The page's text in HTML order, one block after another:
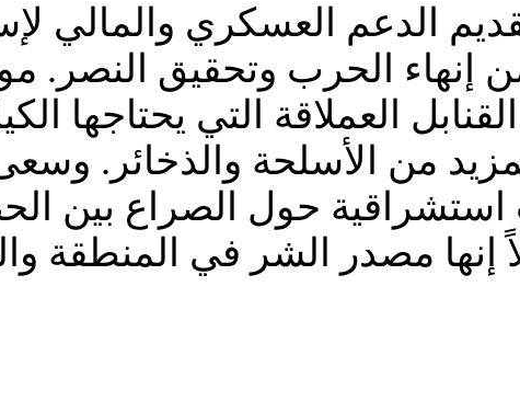
الدعم العسكري والمالي
الحرب وتحقيق النصر.
العملاقة التي يحتاجها
من الأسلحة والذخائر. وسعى
حول الصراع بين
مصدر الشر في المنطقة